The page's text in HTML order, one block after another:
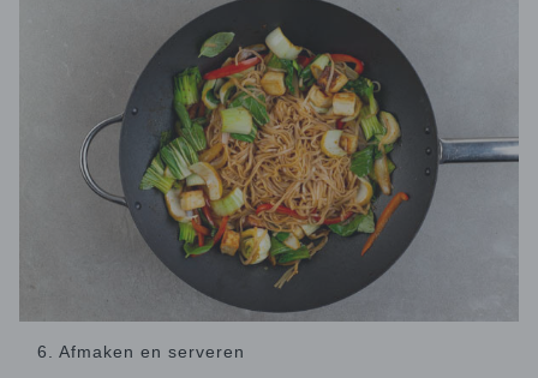
6. Afmaken en serveren